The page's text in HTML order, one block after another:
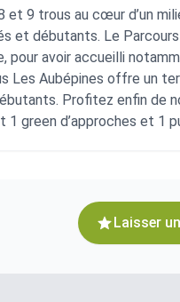
et 9 trous au cœur d’un
et débutants. Le
pour avoir accueilli
Les Aubépines offre un
Profitez enfin de
green d’approches et 1
Laisser